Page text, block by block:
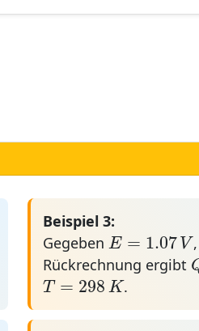
Beispiel 3:
Gegeben E = 1.07
E= 1.07V ,
Rückrechnung ergibt
T = 298K
T=298K .